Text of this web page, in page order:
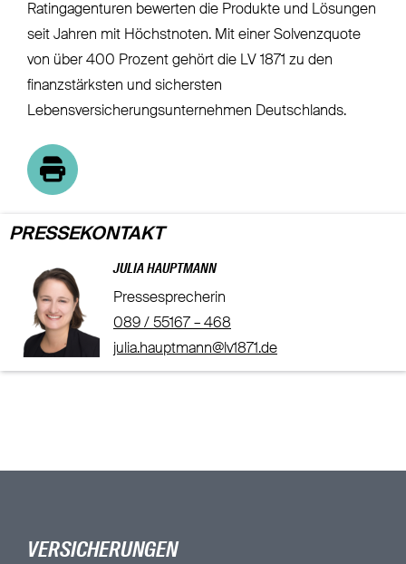
Ratingagenturen bewerten die Produkte und Lösungen
seit Jahren mit Höchstnoten. Mit einer Solvenzquote
von über 400 Prozent gehört die LV 1871 zu den
finanzstärksten und sichersten
Lebensversicherungsunternehmen Deutschlands.
PRESSEKONTAKT
JULIA HAUPTMANN
Pressesprecherin
089 / 55167 – 468
julia.hauptmann@lv1871.de
VERSICHERUNGEN